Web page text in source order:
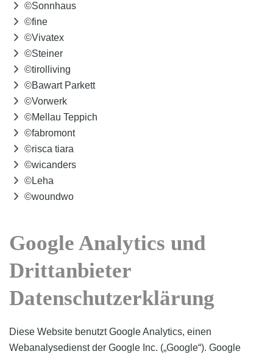
©Sonnhaus
©fine
©Vivatex
©Steiner
©tirolliving
©Bawart Parkett
©Vorwerk
©Mellau Teppich
©fabromont
©risca tiara
©wicanders
©Leha
©woundwo
Google Analytics und
Drittanbieter
Datenschutzerklärung
Diese Website benutzt Google Analytics, einen
Webanalysedienst der Google Inc. („Google“). Google